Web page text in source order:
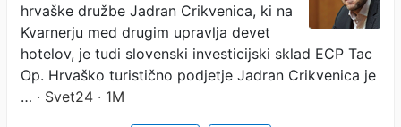
hrvaške družbe Jadran Crikvenica, ki na
Kvarnerju med drugim upravlja devet
hotelov, je tudi slovenski investicijski sklad ECP Tac
Op. Hrvaško turistično podjetje Jadran Crikvenica je
… · Svet24 · 1M